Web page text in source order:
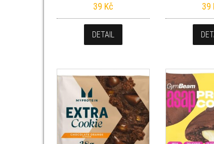
39 Kč
DETAIL
39